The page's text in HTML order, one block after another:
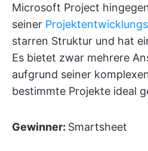
Microsoft Project
seiner
starren Struktur und hat
Es bietet zwar mehrere
aufgrund seiner
bestimmte Projekte ideal
Gewinner: Smartsheet